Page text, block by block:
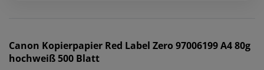
Canon Kopierpapier Red Label Zero 97006199 A4 80g
hochweiß 500 Blatt